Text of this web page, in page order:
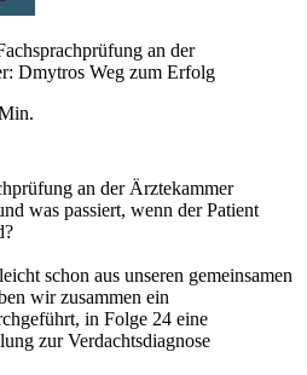
an der
Dmytros Weg zum Erfolg
an der Ärztekammer
was passiert, wenn der Patient
schon aus unseren gemeinsamen
wir zusammen ein
in Folge 24 eine
zur Verdachtsdiagnose